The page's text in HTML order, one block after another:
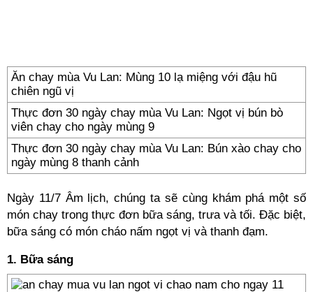
Ăn chay mùa Vu Lan: Mùng 10 lạ miệng với đậu hũ
chiên ngũ vị
Thực đơn 30 ngày chay mùa Vu Lan: Ngọt vị bún bò
viên chay cho ngày mùng 9
Thực đơn 30 ngày chay mùa Vu Lan: Bún xào chay cho
ngày mùng 8 thanh cảnh
Ngày 11/7 Âm lịch, chúng ta sẽ cùng khám phá một số
món chay trong thực đơn bữa sáng, trưa và tối. Đặc biệt,
bữa sáng có món cháo nấm ngọt vị và thanh đạm.
1. Bữa sáng